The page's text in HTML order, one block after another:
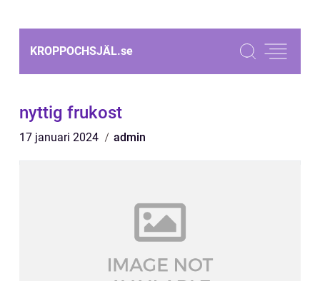
KROPPOCHSJÄL.se
nyttig frukost
17 januari 2024 admin